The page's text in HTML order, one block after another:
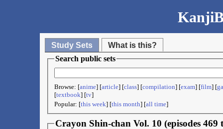
Study Sets
What is this?
Search public sets
Browse: [anime] [article] [class] [compilation] [exam] [film] [
[textbook] [tv]
Popular: [this week] [this month] [all time]
Crayon Shin-chan Vol. 10 (episodes 469